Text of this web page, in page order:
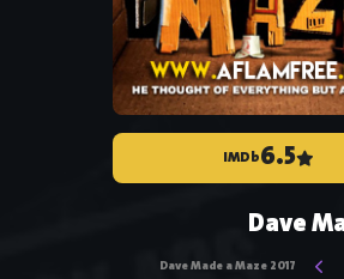
6.5
IMDb
Dave
Dave Made a Maze 2017